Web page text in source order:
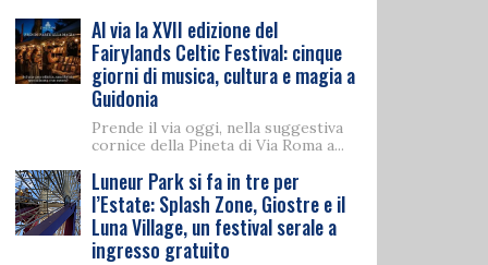
Al via la XVII edizione del
Fairylands Celtic Festival: cinque
giorni di musica, cultura e magia a
Guidonia
Prende il via oggi, nella suggestiva
cornice della Pineta di Via Roma a...
Luneur Park si fa in tre per
l’Estate: Splash Zone, Giostre e il
Luna Village, un festival serale a
ingresso gratuito